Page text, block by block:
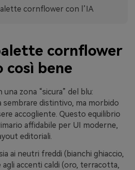
cornflower con l’IA
cornflower
così bene
zona “sicura” del blu:
sembrare distintivo, ma morbido
accogliente. Questo equilibrio
affidabile per UI moderne,
editoriali.
ai neutri freddi (bianchi ghiaccio,
agli accenti caldi (oro, terracotta,